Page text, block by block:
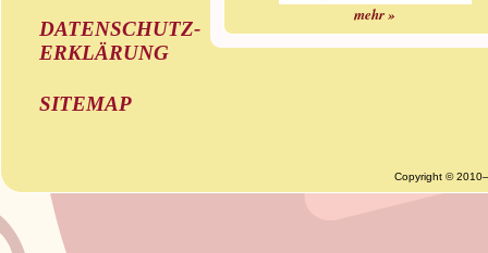
DATENSCHUTZ-
ERKLÄRUNG
SITEMAP
mehr »
Copyright ©